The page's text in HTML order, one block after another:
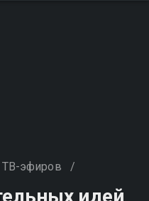
ТВ-эфиров /